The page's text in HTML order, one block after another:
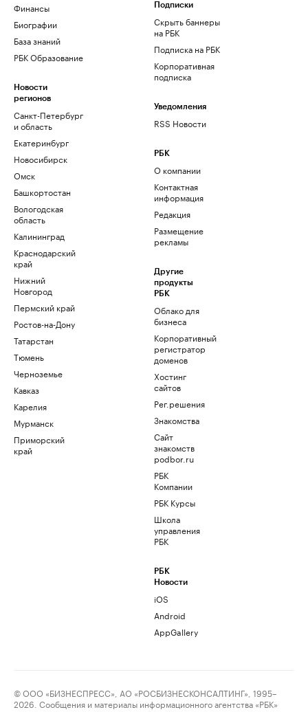
Финансы
Биографии
База знаний
РБК Образование
Новости
регионов
Санкт-Петербург
и область
Екатеринбург
Новосибирск
Омск
Башкортостан
Вологодская
область
Калининград
Краснодарский
край
Нижний
Новгород
Пермский край
Ростов-на-Дону
Татарстан
Тюмень
Черноземье
Кавказ
Карелия
Мурманск
Приморский
край
Подписки
Скрыть баннеры
на РБК
Подписка на РБК
Корпоративная
подписка
Уведомления
RSS Новости
РБК
О компании
Контактная
информация
Редакция
Размещение
рекламы
Другие
продукты
РБК
Облако для
бизнеса
Корпоративный
регистратор
доменов
Хостинг
сайтов
Рег.решения
Знакомства
Сайт
знакомств
podbor.ru
РБК
Компании
РБК Курсы
Школа
управления
РБК
РБК
Новости
iOS
Android
AppGallery
© ООО «БИЗНЕСПРЕСС», АО «РОСБИЗНЕСКОНСАЛТИНГ», 1995–
2026. Сообщения и материалы информационного агентства «РБК»